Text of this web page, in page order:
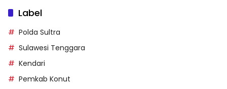
Label
Polda Sultra
Sulawesi Tenggara
Kendari
Pemkab Konut